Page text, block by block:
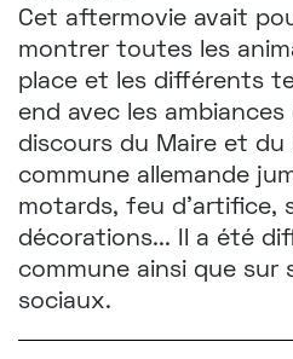
PORTFOLIO
L'ÉQUIPE
CONTACT
Cet aftermovie avait
montrer toutes les
place et les différents
end avec les
discours du Maire et du
commune allemande
motards, feu d’artifice,
décorations... Il a été
commune ainsi que sur
sociaux.